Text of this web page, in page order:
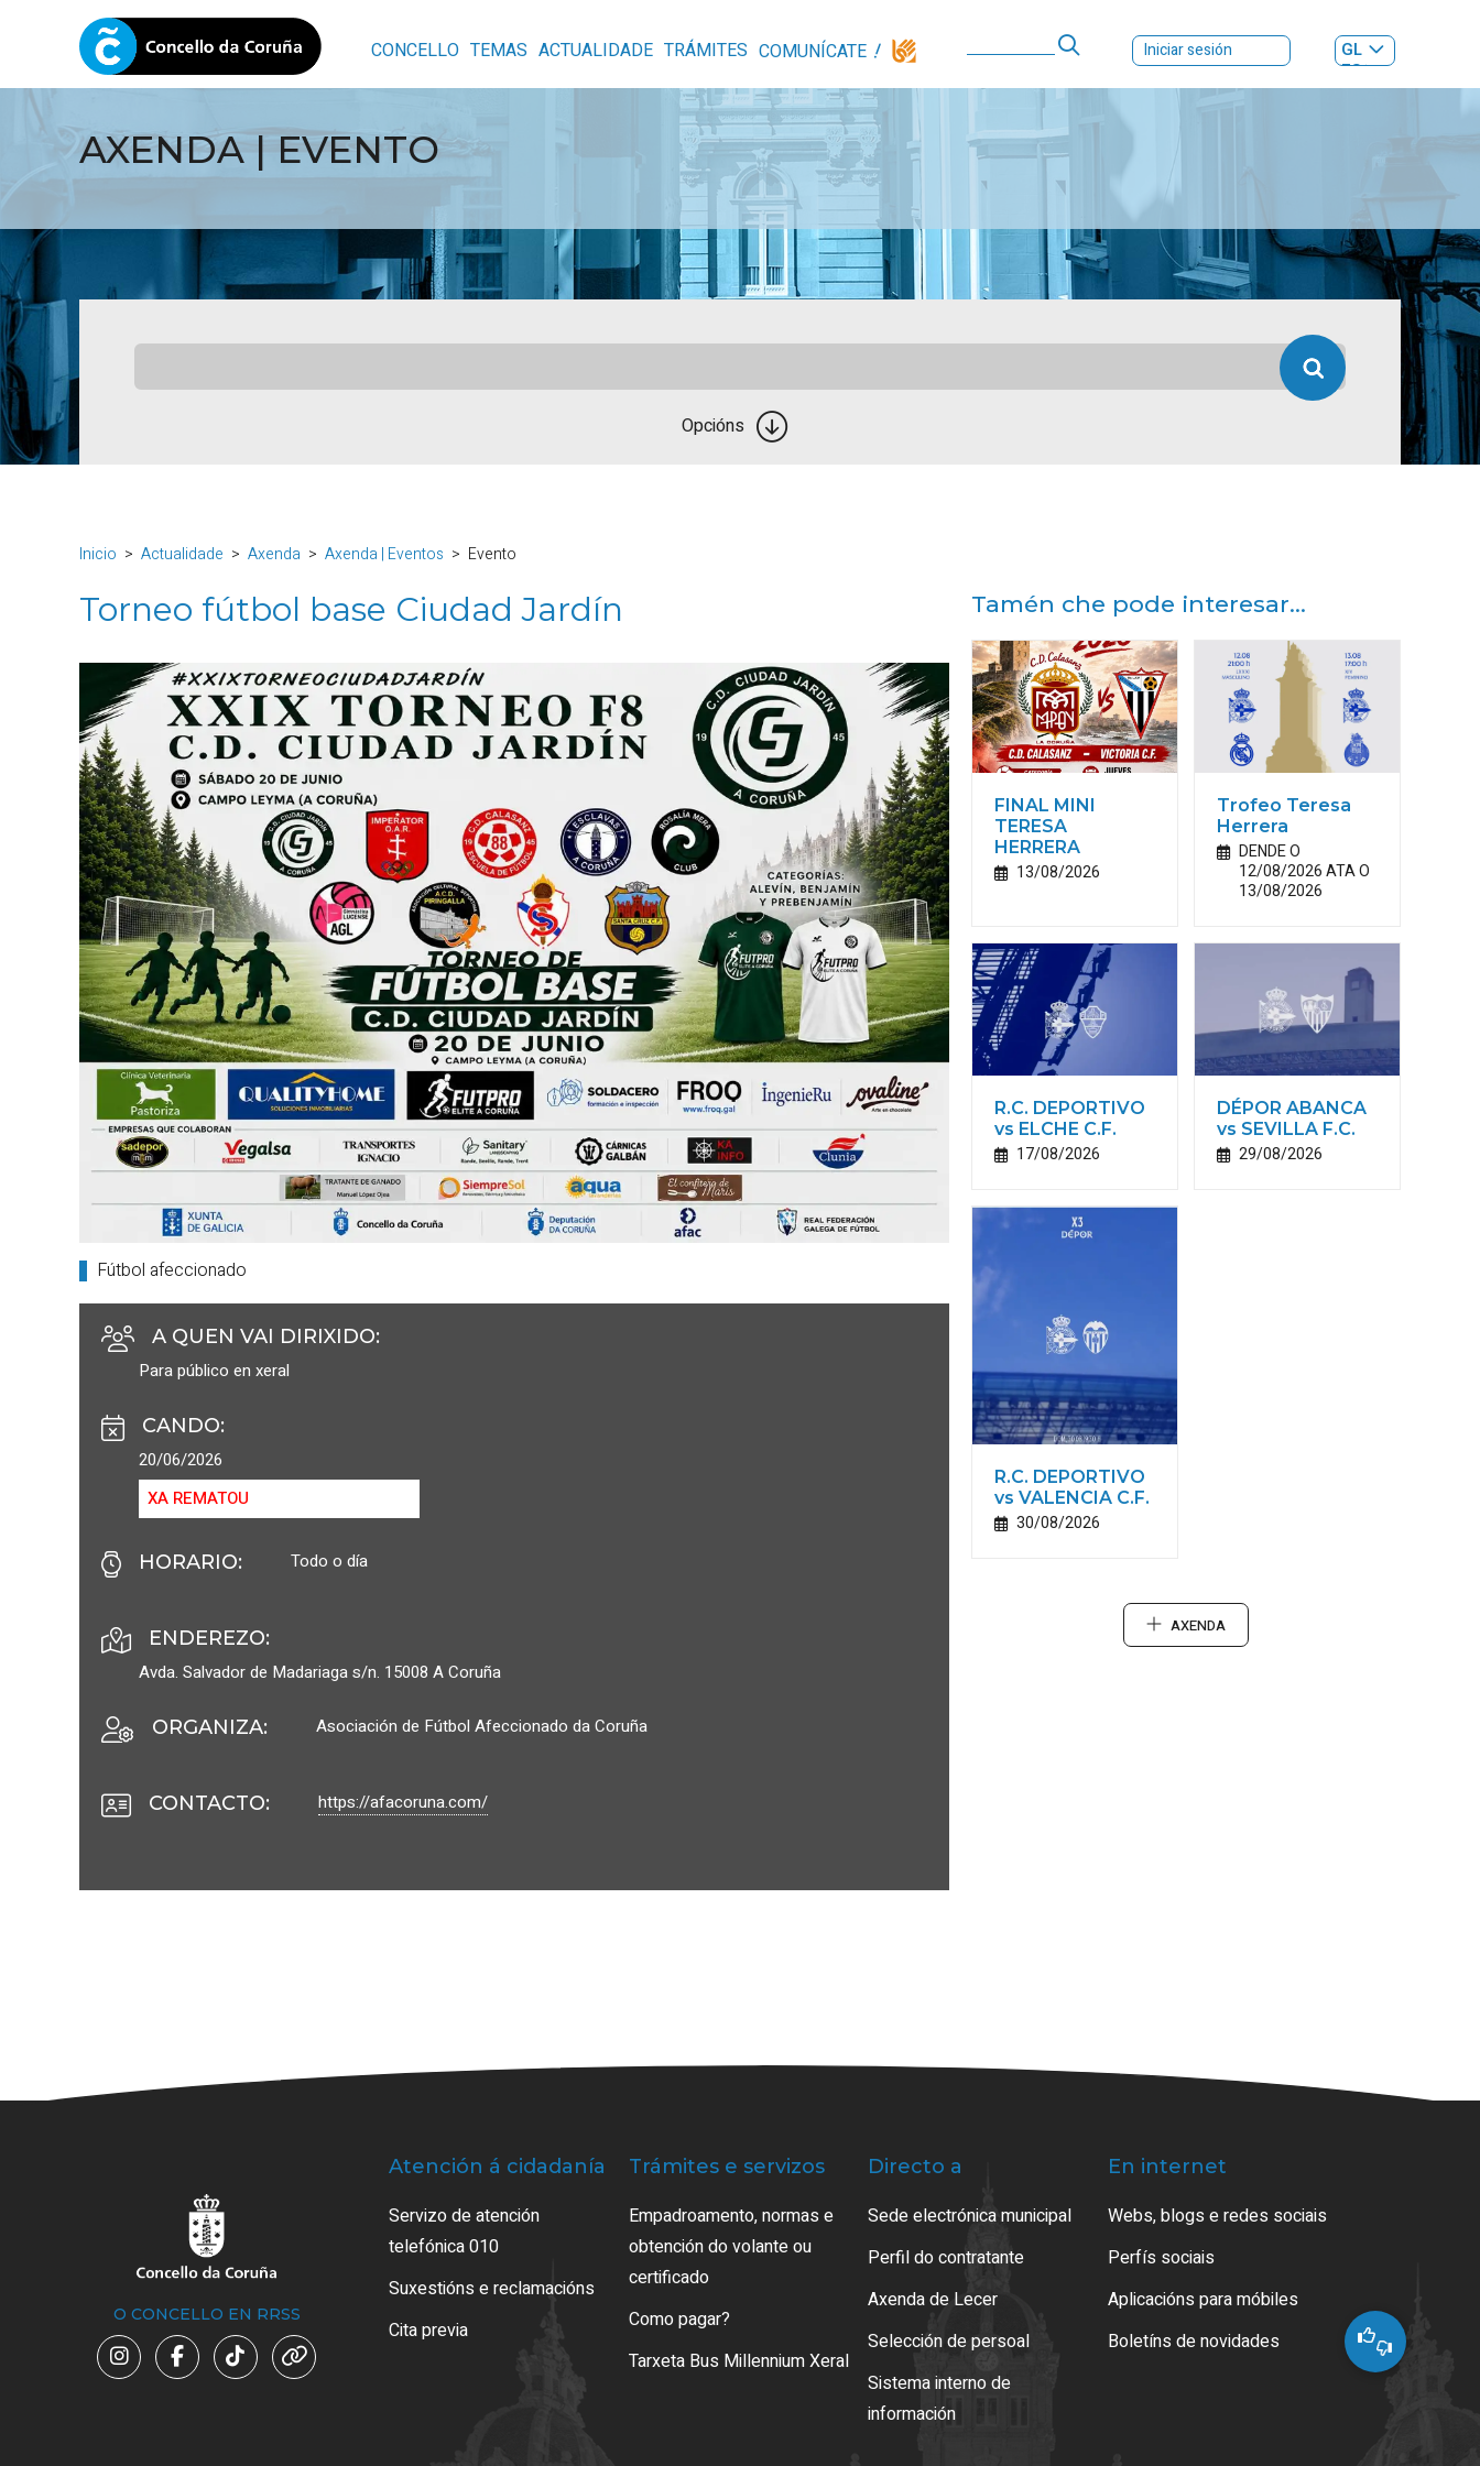
CONCELLO TEMAS ACTUALIDADE TRÁMITES COMUNÍCATE Iniciar sesión
GL
ES|
AXENDA | EVENTO
Opcións
Inicio Actualidade Axenda Axenda | Eventos Evento
Torneo fútbol base Ciudad Jardín
Fútbol afeccionado
A QUEN VAI DIRIXIDO:
Para público en xeral
CANDO:
20/06/2026
XA REMATOU
HORARIO: Todo o día
ENDEREZO:
Avda. Salvador de Madariaga s/n. 15008 A Coruña
ORGANIZA: Asociación de Fútbol Afeccionado da Coruña
CONTACTO: https://afacoruna.com/
Tamén che pode interesar...
FINAL MINI
TERESA
HERRERA
13/08/2026
Trofeo Teresa
Herrera
DENDE O
12/08/2026 ATA O
13/08/2026
R.C. DEPORTIVO
vs ELCHE C.F.
17/08/2026
DÉPOR ABANCA
vs SEVILLA F.C.
29/08/2026
R.C. DEPORTIVO
vs VALENCIA C.F.
30/08/2026
AXENDA
O CONCELLO EN RRSS
Atención á cidadanía
Servizo de atención
telefónica 010
Suxestións e reclamacións
Cita previa
Trámites e servizos
Empadroamento, normas e
obtención do volante ou
certificado
Como pagar?
Tarxeta Bus Millennium Xeral
Directo a
Sede electrónica municipal
Perfil do contratante
Axenda de Lecer
Selección de persoal
Sistema interno de
información
En internet
Webs, blogs e redes sociais
Perfís sociais
Aplicacións para móbiles
Boletíns de novidades